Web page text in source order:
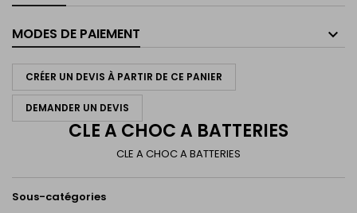
MODES DE PAIEMENT
CRÉER UN DEVIS À PARTIR DE CE PANIER
DEMANDER UN DEVIS
CLE A CHOC A BATTERIES
CLE A CHOC A BATTERIES
Sous-catégories